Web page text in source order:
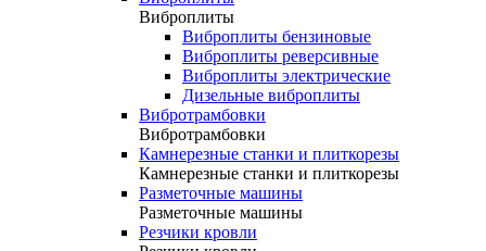
Виброплиты
Виброплиты бензиновые
Виброплиты реверсивные
Виброплиты электрические
Дизельные виброплиты
Вибротрамбовки
Вибротрамбовки
Камнерезные станки и плиткорезы
Камнерезные станки и плиткорезы
Разметочные машины
Разметочные машины
Резчики кровли